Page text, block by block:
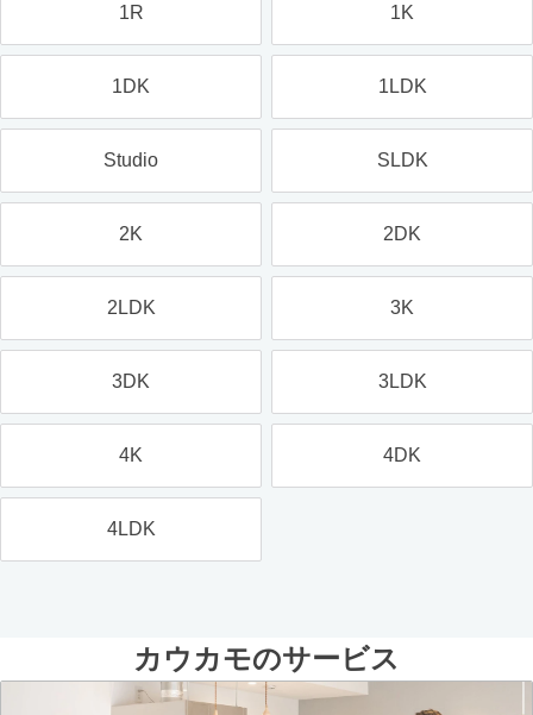
1R 1K
1DK 1LDK
Studio SLDK
2K 2DK
2LDK 3K
3DK 3LDK
4K 4DK
4LDK
カウカモのサービス